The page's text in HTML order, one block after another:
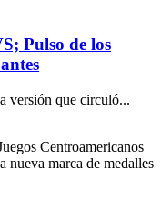
Pulso de los
versión que circuló...